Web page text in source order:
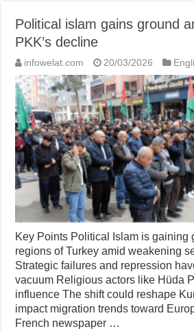
Political islam gains ground
PKK’s decline
infowelat.com 20/03/2026
Key Points Political Islam is gaining
regions of Turkey amid weakening
Strategic failures and repression
vacuum Religious actors like Hüda
influence The shift could reshape
impact migration trends toward
French newspaper …